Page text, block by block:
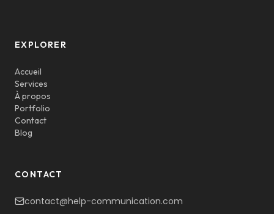
EXPLORER
Accueil
Services
À propos
Portfolio
Contact
Blog
CONTACT
contact@help-communication.com